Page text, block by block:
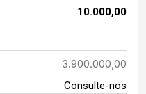
10.000,00
3.900.000,00
Consulte-nos